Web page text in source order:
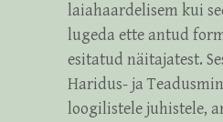
laiahaardelisem kui
lugeda ette antud
esitatud näitajatest.
Haridus- ja
loogilistele juhistele,